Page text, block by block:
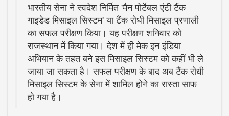
भारतीय सेना ने स्वदेश निर्मित 'मैन पोर्टेबल एंटी टैंक
गाइडेड मिसाइल सिस्टम' या टैंक रोधी मिसाइल प्रणाली
का सफल परीक्षण किया। यह परीक्षण शनिवार को
राजस्थान में किया गया। देश में ही मेक इन इंडिया
अभियान के तहत बने इस मिसाइल सिस्टम को कहीं भी ले
जाया जा सकता है। सफल परीक्षण के बाद अब टैंक रोधी
मिसाइल सिस्टम के सेना में शामिल होने का रास्ता साफ
हो गया है।